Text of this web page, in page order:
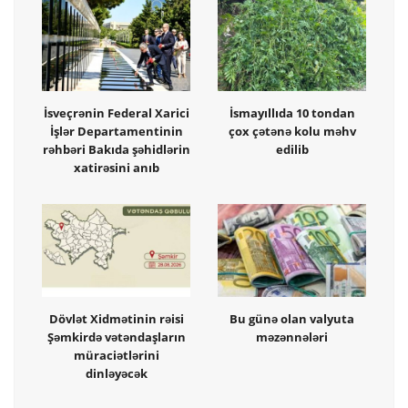
İsveçrənin Federal Xarici
İşlər Departamentinin
rəhbəri Bakıda şəhidlərin
xatirəsini anıb
İsmayıllıda 10 tondan
çox çətənə kolu məhv
edilib
Dövlət Xidmətinin rəisi
Şəmkirdə vətəndaşların
müraciətlərini
dinləyəcək
Bu günə olan valyuta
məzənnələri